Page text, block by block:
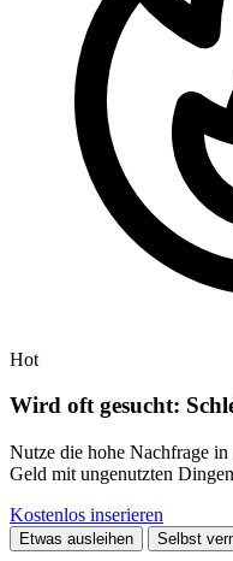
Hot
Wird oft gesucht:
Nutze die hohe Nachfrage
Geld mit ungenutzten
Kostenlos inserieren
Etwas ausleihen Selbst